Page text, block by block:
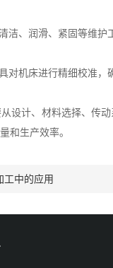
、润滑、紧固等维护
机床进行精细校准，
计、材料选择、传动
和生产效率。
工中的应用